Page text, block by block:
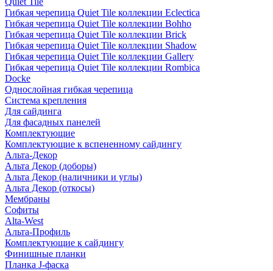
Гибкая черепица Quiet Tile коллекции Eclectica
Гибкая черепица Quiet Tile коллекции Bohho
Гибкая черепица Quiet Tile коллекции Brick
Гибкая черепица Quiet Tile коллекции Shadow
Гибкая черепица Quiet Tile коллекции Gallery
Гибкая черепица Quiet Tile коллекции Rombica
Docke
Однослойная гибкая черепица
Система крепления
Для сайдинга
Для фасадных панелей
Комплектующие
Комплектующие к вспененному сайдингу
Альта-Декор
Альта Декор (доборы)
Альта Декор (наличники и углы)
Альта Декор (откосы)
Мембраны
Софиты
Alta-West
Альта-Профиль
Комплектующие к сайдингу
Финишные планки
Планка J-фаска